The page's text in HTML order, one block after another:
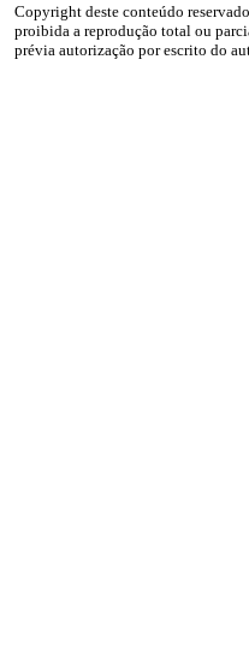
Copyright deste conteúdo
proibida a reprodução total ou
prévia autorização por escrito do